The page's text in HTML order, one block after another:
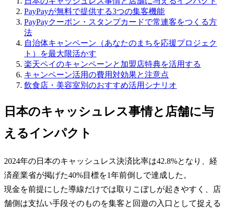
PayPayが無料で提供する3つの集客機能
PayPayクーポン・スタンプカードで常連客をつくる方
法
自治体キャンペーン（あなたのまちを応援プロジェク
ト）を最大限活かす
楽天ペイのキャンペーンと加盟店特典を活用する
キャンペーン活用の費用対効果と注意点
飲食店・美容室別のおすすめ活用シナリオ
日本のキャッシュレス事情と店舗に与
えるインパクト
2024年の日本のキャッシュレス決済比率は42.8%となり、経
済産業省が掲げた40%目標を1年前倒しで達成した。
現金を前提にした導線だけでは取りこぼしが起きやすく、店
舗側は支払い手段そのものを集客と回遊の入口として捉える